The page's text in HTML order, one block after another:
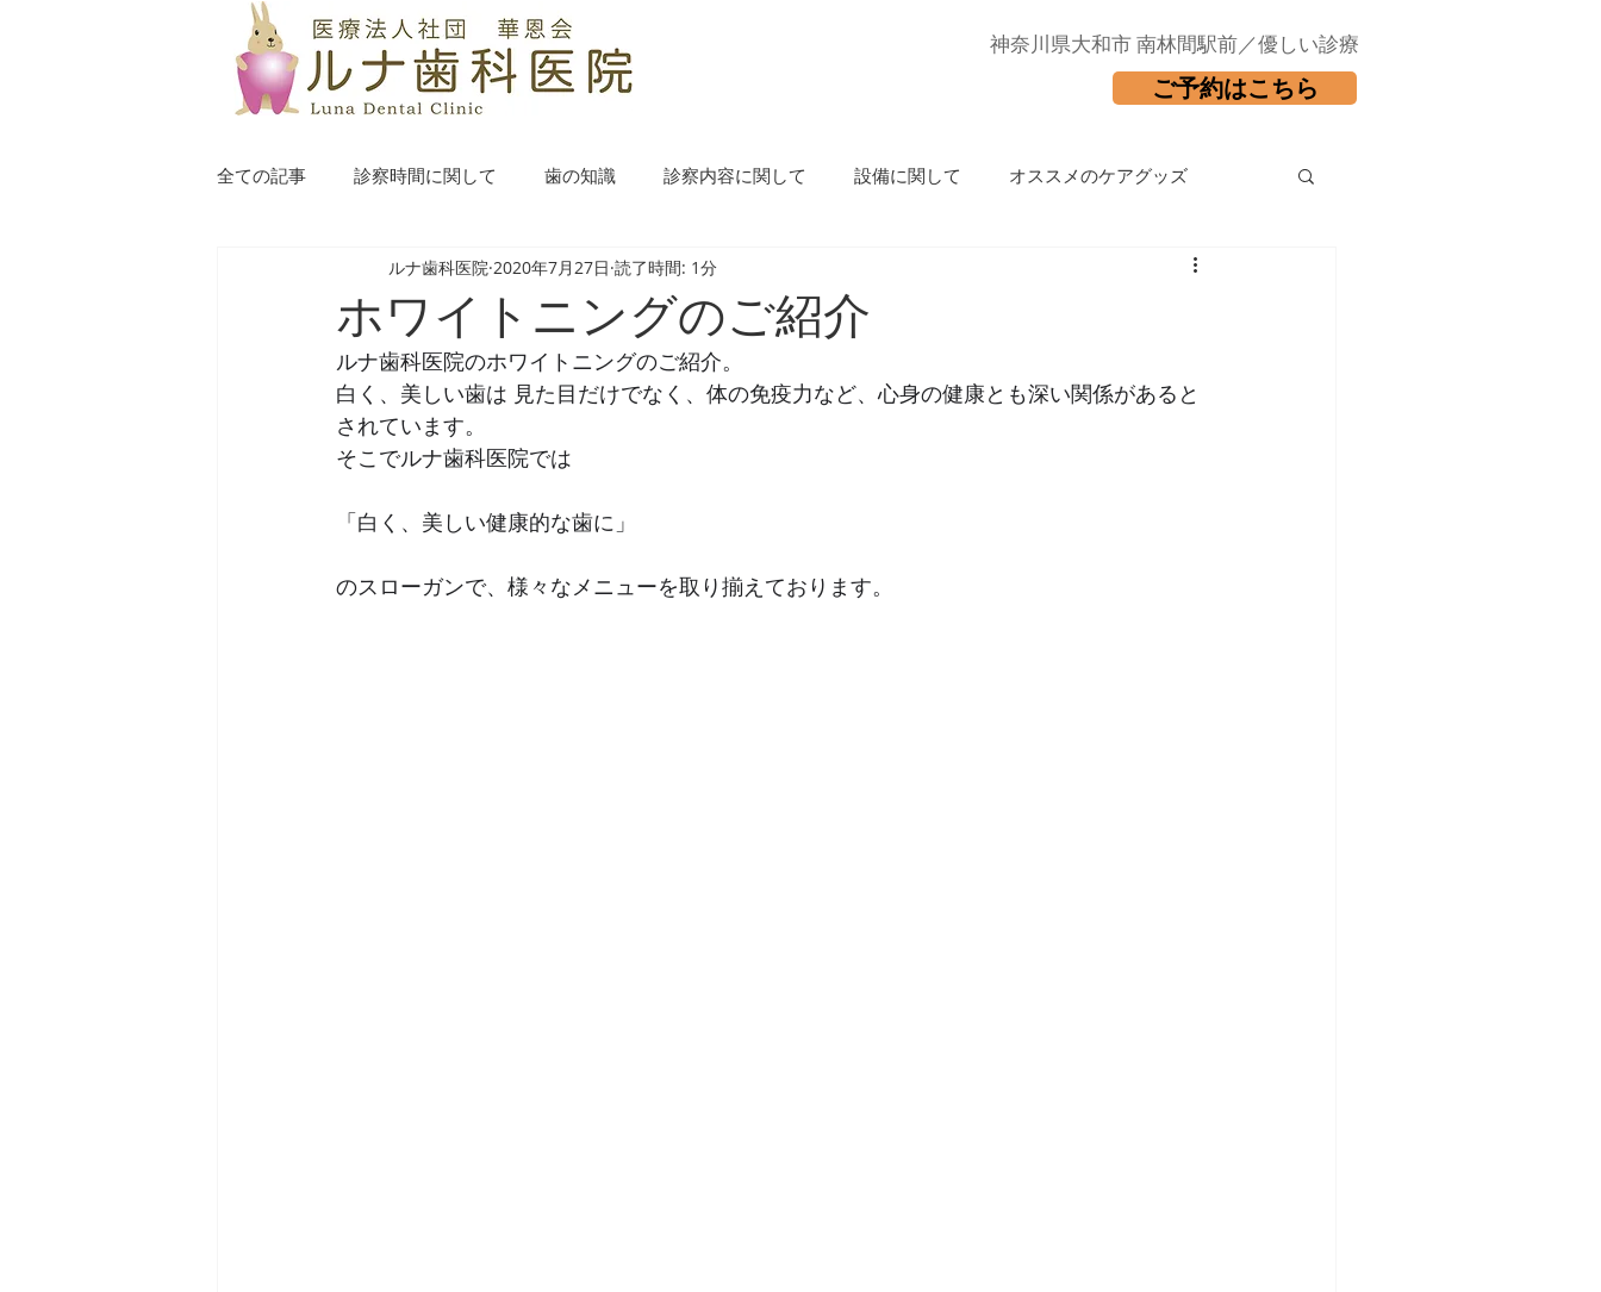
​神奈川県大和市 南林間駅前／優しい診療
ご予約はこちら
全ての記事 診察時間に関して 歯の知識 診察内容に関して 設備に関して オススメのケアグッズ
ホワイトニングのご紹介
ルナ歯科医院 2020年7月27日 読了時間: 1分
ルナ歯科医院のホワイトニングのご紹介。
白く、美しい歯は 見た目だけでなく、体の免疫力など、心身の健康とも深い関係があると
されています。
そこでルナ歯科医院では
「白く、美しい健康的な歯に」
のスローガンで、様々なメニューを取り揃えております。